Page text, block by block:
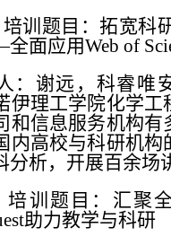
培训题目：拓宽科
面应用Web of
：谢远，科睿唯
伊理工学院化学工
和信息服务机构有
内高校与科研机构
分析，开展百余场
培训题目：汇聚
助力教学与科研